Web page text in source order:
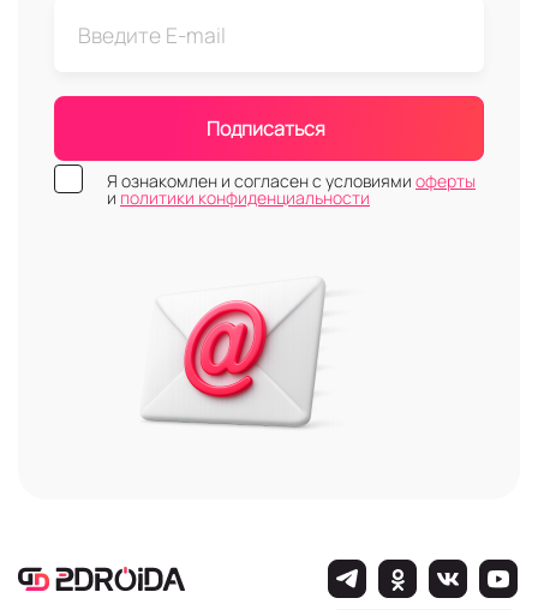
Подписаться
Я ознакомлен и согласен с условиями оферты
и политики конфиденциальности